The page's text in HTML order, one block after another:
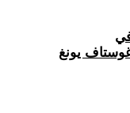
يونغ